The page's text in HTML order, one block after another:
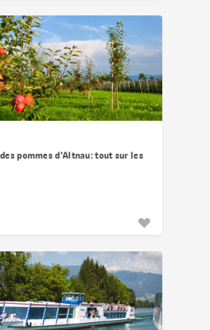
pommes d’Altnau: tout sur les